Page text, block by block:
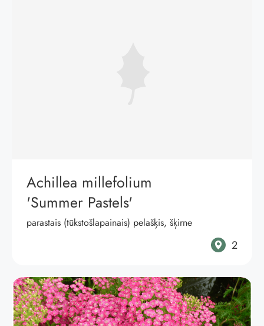
Achillea millefolium
'Summer Pastels'
parastais (tūkstošlapainais) pelašķis, šķirne
2